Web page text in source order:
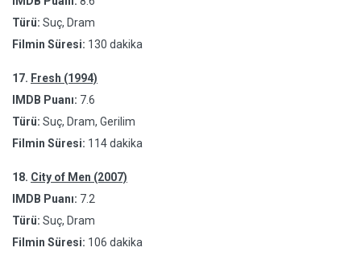
Türü: Suç, Dram
Filmin Süresi: 130 dakika
17. Fresh (1994)
IMDB Puanı: 7.6
Türü: Suç, Dram, Gerilim
Filmin Süresi: 114 dakika
18. City of Men (2007)
IMDB Puanı: 7.2
Türü: Suç, Dram
Filmin Süresi: 106 dakika